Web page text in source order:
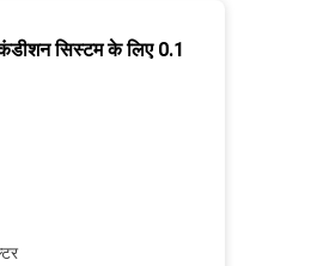
सिस्टम के लिए 0.1